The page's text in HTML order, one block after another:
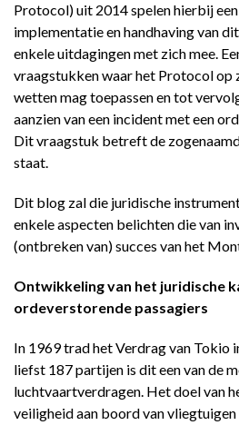
Protocol) uit 2014 spelen hierbij
implementatie en handhaving van
enkele uitdagingen met zich mee.
vraagstukken waar het Protocol op
wetten mag toepassen en tot
aanzien van een incident met een
Dit vraagstuk betreft de
staat.
Dit blog zal die juridische
enkele aspecten belichten die van
(ontbreken van) succes van het
Ontwikkeling van het juridische
ordeverstorende passagiers
In 1969 trad het Verdrag van Tokio
liefst 187 partijen is dit een van de
luchtvaartverdragen. Het doel van
veiligheid aan boord van